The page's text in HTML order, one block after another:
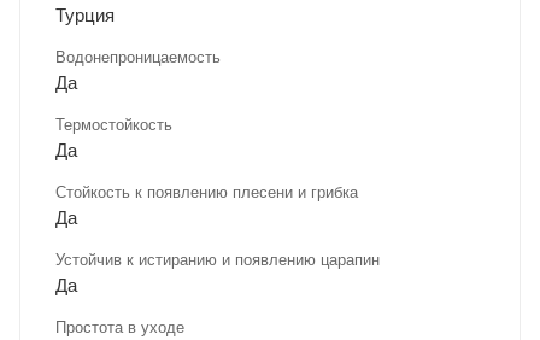
Турция
Водонепроницаемость
Да
Термостойкость
Да
Стойкость к появлению плесени и грибка
Да
Устойчив к истиранию и появлению царапин
Да
Простота в уходе